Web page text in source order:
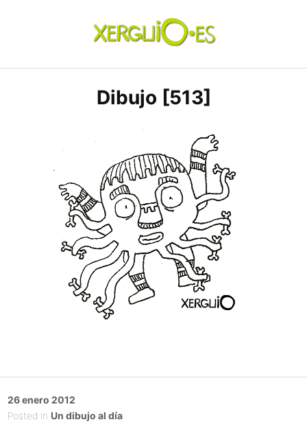
xerguio.ES | ilustración
Dibujo [513]
Posted
on
26 enero 2012
Posted in Un dibujo al día